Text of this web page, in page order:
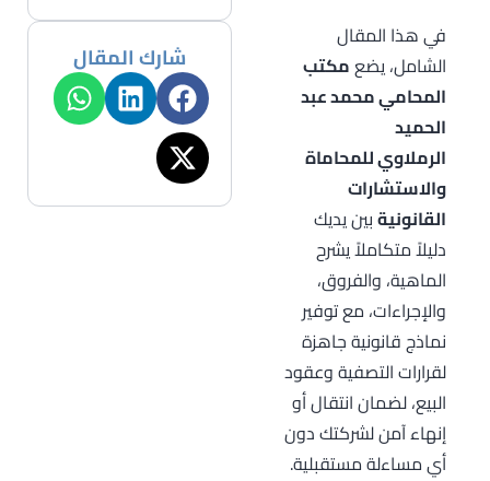
في هذا المقال
الشامل، يضعمكتب
المحامي ﻣﺤﻤﺪ ﻋﺒﺪ
اﻟﺤﻤﻴﺪ
اﻟﺮﻣﻼوي للمحاماة
والاستشارات
القانونيةبين يديك
دليلاً متكاملاً يشرح
الماهية، والفروق،
والإجراءات، مع توفير
نماذج قانونية جاهزة
لقرارات التصفية وعقود
البيع، لضمان انتقال أو
إنهاء آمن لشركتك دون
أي مساءلة مستقبلية.
شارك المقال